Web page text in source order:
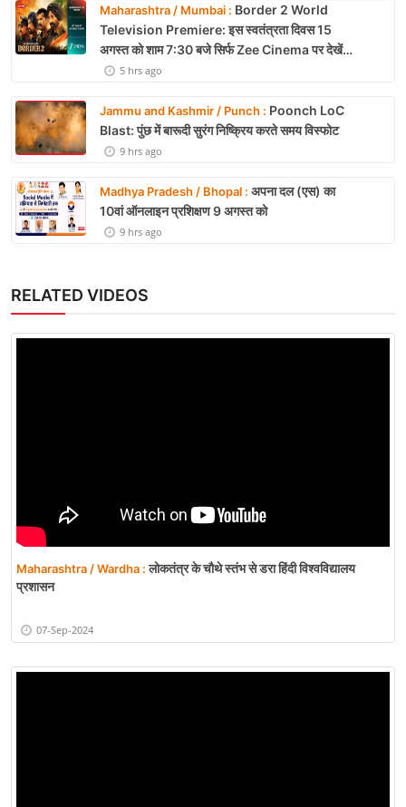
Maharashtra / Mumbai : Border 2 World
Television Premiere: इस स्वतंत्रता दिवस 15
अगस्त को शाम 7:30 बजे सिर्फ Zee Cinema पर देखें
बॉर्डर 25 hrs ago
Jammu and Kashmir / Punch : Poonch LoC
Blast: पुंछ में बारूदी सुरंग निष्क्रिय करते समय विस्फोट
9 hrs ago
Madhya Pradesh / Bhopal : अपना दल (एस) का
10वां ऑनलाइन प्रशिक्षण 9 अगस्त को
9 hrs ago
RELATED VIDEOS
Maharashtra / Wardha :लोकतंत्र के चौथे स्तंभ से डरा हिंदी विश्वविद्यालय
प्रशासन
07-Sep-2024